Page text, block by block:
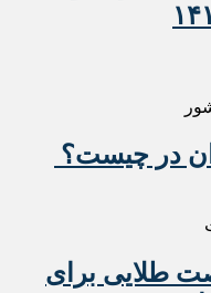
در چیست؟
فرصت طلایی برای